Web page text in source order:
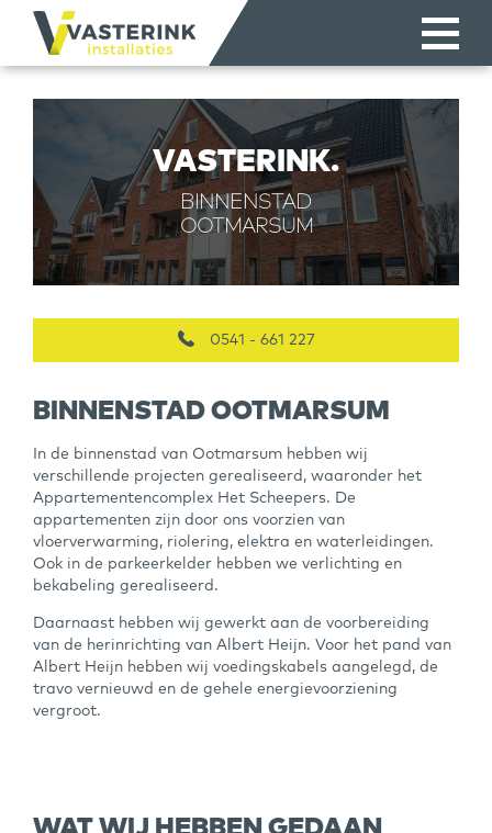
VASTERINK.
BINNENSTAD
OOTMARSUM
0541 - 661 227
BINNENSTAD OOTMARSUM
In de binnenstad van Ootmarsum hebben wij
verschillende projecten gerealiseerd, waaronder het
Appartementencomplex Het Scheepers. De
appartementen zijn door ons voorzien van
vloerverwarming, riolering, elektra en waterleidingen.
Ook in de parkeerkelder hebben we verlichting en
bekabeling gerealiseerd.
Daarnaast hebben wij gewerkt aan de voorbereiding
van de herinrichting van Albert Heijn. Voor het pand van
Albert Heijn hebben wij voedingskabels aangelegd, de
travo vernieuwd en de gehele energievoorziening
vergroot.